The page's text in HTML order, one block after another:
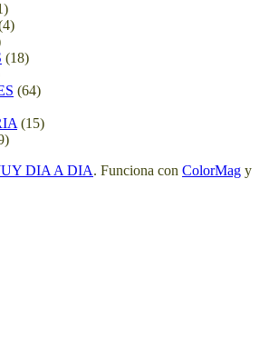
(18)
(64)
(15)
DIA A DIA. Funciona con ColorMag y